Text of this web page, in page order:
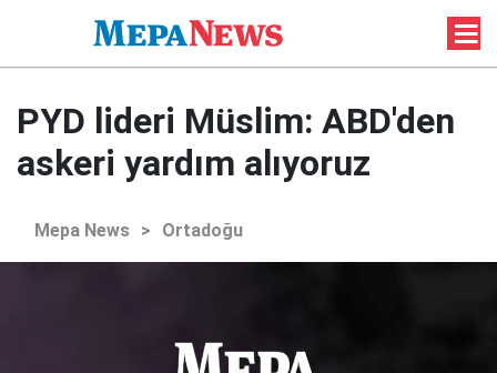
PYD lideri Müslim: ABD'den
askeri yardım alıyoruz
Mepa News > Ortadoğu